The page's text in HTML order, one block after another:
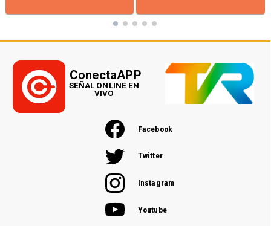
Facebook
Twitter
Instagram
Youtube
ConectaAPP
SEÑAL ONLINE EN
VIVO